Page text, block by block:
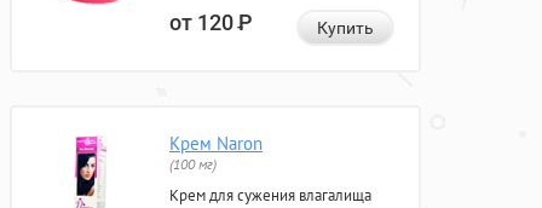
от 120Р Купить
Крем Naron
(100 мг)
Крем для сужения влагалища